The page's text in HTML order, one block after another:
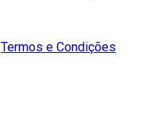
Termos e Condições